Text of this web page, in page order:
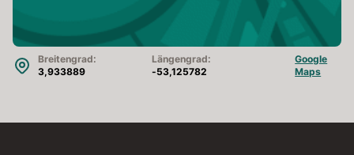
Breitengrad:
3,933889
Längengrad:
-53,125782
Google
Maps